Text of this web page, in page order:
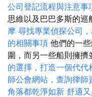
公司登記流程與注意事
思維以及巴巴多斯的巡
摩 尋找專業偵探公司
的相關事項 他們的一
圍，而另一些船則擁擠
的選擇，打造一個代代
師公會網站，查詢律師
角落都乾淨如新 舒適